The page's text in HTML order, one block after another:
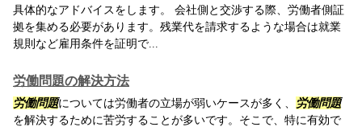
具体的なアドバイスをします。 会社側と交渉する際、労働者側証
拠を集める必要があります。残業代を請求するような場合は就業
規則など雇用条件を証明で...
労働問題の解決方法
労働問題については労働者の立場が弱いケースが多く、
労働問題
を解決するために苦労することが多いです。そこで、特に有効で